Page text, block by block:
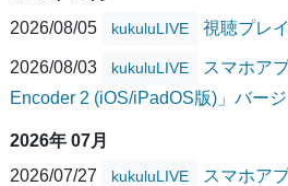
2026/08/05
kukuluLIVE 視聴プレ
2026/08/03 kukuluLIVE
スマホア
Encoder 2 (iOS/iPadOS版)」バー
2026年 07月
2026/07/27
kukuluLIVE
スマホア